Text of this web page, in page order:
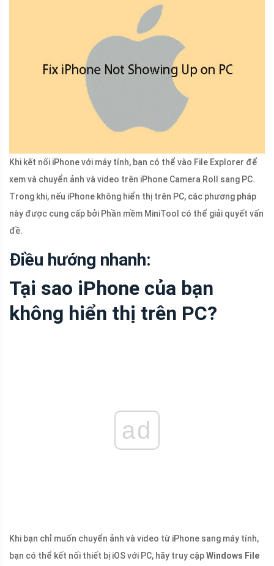
Khi kết nối iPhone với máy tính, bạn có thể vào File Explorer để
xem và chuyển ảnh và video trên iPhone Camera Roll sang PC.
Trong khi, nếu iPhone không hiển thị trên PC, các phương pháp
này được cung cấp bởi Phần mềm MiniTool có thể giải quyết vấn
đề.
Điều hướng nhanh:
Tại sao iPhone của bạn
không hiển thị trên PC?
ad
Khi bạn chỉ muốn chuyển ảnh và video từ iPhone sang máy tính,
bạn có thể kết nối thiết bị iOS với PC, hãy truy cậpWindows File